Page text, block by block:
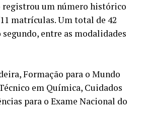
registrou um número histórico
matrículas. Um total de 42
entre as modalidades
Formação para o Mundo
em Química, Cuidados
para o Exame Nacional do